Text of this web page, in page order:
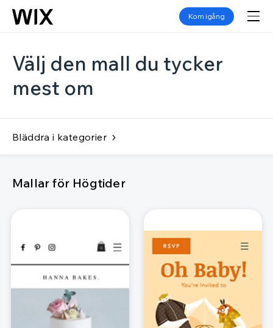
Kom igång
Välj den mall du tycker
mest om
Bläddra i kategorier
Mallar för Högtider